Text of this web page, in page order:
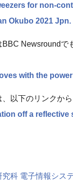
for non-
Okubo 2021 Jpn.
Newsroundで
with the
以下のリンクから
off a reflective
究科 電子情報シ